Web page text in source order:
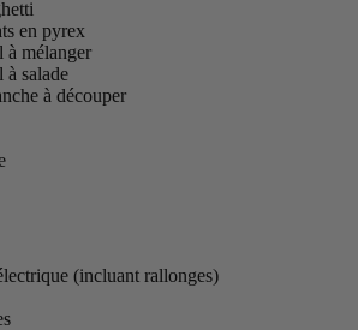
en pyrex
à mélanger
à salade
à découper
(incluant rallonges)